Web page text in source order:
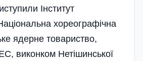
Інститут
хореографічна
ядерне товариство,
виконком Нетішинської